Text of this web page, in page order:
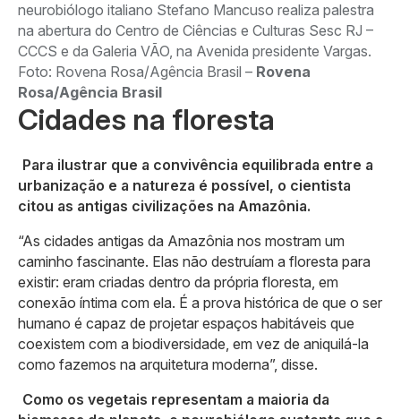
neurobiólogo italiano Stefano Mancuso realiza palestra
na abertura do Centro de Ciências e Culturas Sesc RJ –
CCCS e da Galeria VÃO, na Avenida presidente Vargas.
Foto: Rovena Rosa/Agência Brasil – Rovena
Rosa/Agência Brasil
Cidades na floresta
Para ilustrar que a convivência equilibrada entre a
urbanização e a natureza é possível, o cientista
citou as antigas civilizações na Amazônia.
“As cidades antigas da Amazônia nos mostram um
caminho fascinante. Elas não destruíam a floresta para
existir: eram criadas dentro da própria floresta, em
conexão íntima com ela. É a prova histórica de que o ser
humano é capaz de projetar espaços habitáveis que
coexistem com a biodiversidade, em vez de aniquilá-la
como fazemos na arquitetura moderna”, disse.
Como os vegetais representam a maioria da